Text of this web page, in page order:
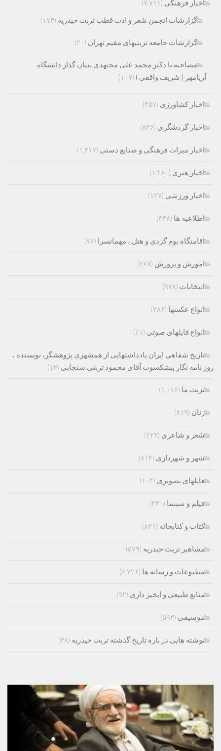
اخبار فرهنگی (۷,۷۱۱)
گزارشات انجمن شعر و ادب قطب تربت حیدریه (۱۷۴)
گزارشات جامعه تربتیهای مقیم تهران (۲۰)
مصاحبه با دکتر محمد علی مجتهدی بنیان گذار دانشگاه
آریامهر ( شریف واقفی ) (۱۰۷)
اخبار کشاورزی (۴۵۷)
اخبار گردشگری (۸۳۶)
اخبار میراث فرهنگی و صنایع دستی (۱,۴۱۷)
اخبار هنری (۱,۴۸۰)
اخبار ورزشی (۱۲۷)
اطلاعیه ها (۳۴۸)
اقامتگاه بوم گردی و هتل ، مهمانسرا (۷۶)
اموزش و پرورش (۲۸۷)
انتخابات (۹۷۸)
انواع عکسها (۳۸۶)
انواع فایلهای صوتی (۶۱)
تاریخ شفاهی ایران یادداشتهایی از همشهری پژوهشگر، نویسنده ،
روز نامه نگار پیشکسوت آقای محمود تربتی سنجابی (۱۲)
تربت ما (۱,۰۱۶)
زنان (۸۱۹)
شعر و شاعری (۶۲۳)
شهر و شهرداری (۸۱۴)
فایلهای تصویری (۱۰۴)
فیلم و سینما (۳۳۰)
کتاب و کتابخانه (۸۳۱)
مشاهیر تربت حیدریه (۵۷۹)
مطبوعات و رسانه ها (۶,۷۲۶)
منابع طبیعی و ابخیز داری (۹۲)
موسیقی (۵۹۳)
نوشته هایی در باره تاریخ گذشته تربت حیدریه (۳۸)